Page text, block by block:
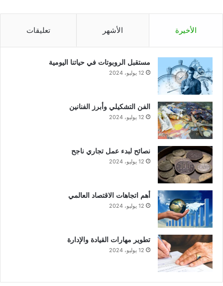
الأخيرة الأشهر تعليقات
مستقبل الروبوتات في حياتنا اليومية
12 يوليو، 2024
الفن التشكيلي وأبرز الفنانين
12 يوليو، 2024
نصائح لبدء عمل تجاري ناجح
12 يوليو، 2024
أهم اتجاهات الاقتصاد العالمي
12 يوليو، 2024
تطوير مهارات القيادة والإدارة
12 يوليو، 2024